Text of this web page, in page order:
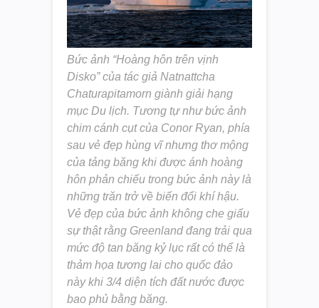
Bức ảnh “Hoàng hôn trên vịnh
Disko” của tác giả Natnattcha
Chaturapitamorn giành giải hạng
mục Du lịch. Tương tự như bức ảnh
chim cánh cụt của Conor Ryan, phía
sau vẻ đẹp hùng vĩ nhưng thơ mộng
của tảng băng khi được ánh hoàng
hôn phản chiếu trong bức ảnh này là
những trăn trở về biến đổi khí hậu.
Vẻ đẹp của bức ảnh không che giấu
sự thật rằng Greenland đang trải qua
mức độ tan băng kỷ lục rất có thể là
thảm họa tương lai cho quốc đảo
này khi 3/4 diện tích đất nước được
bao phủ bằng băng.